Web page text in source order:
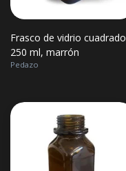
Frasco de vidrio cuadrado
250 ml, marrón
Pedazo